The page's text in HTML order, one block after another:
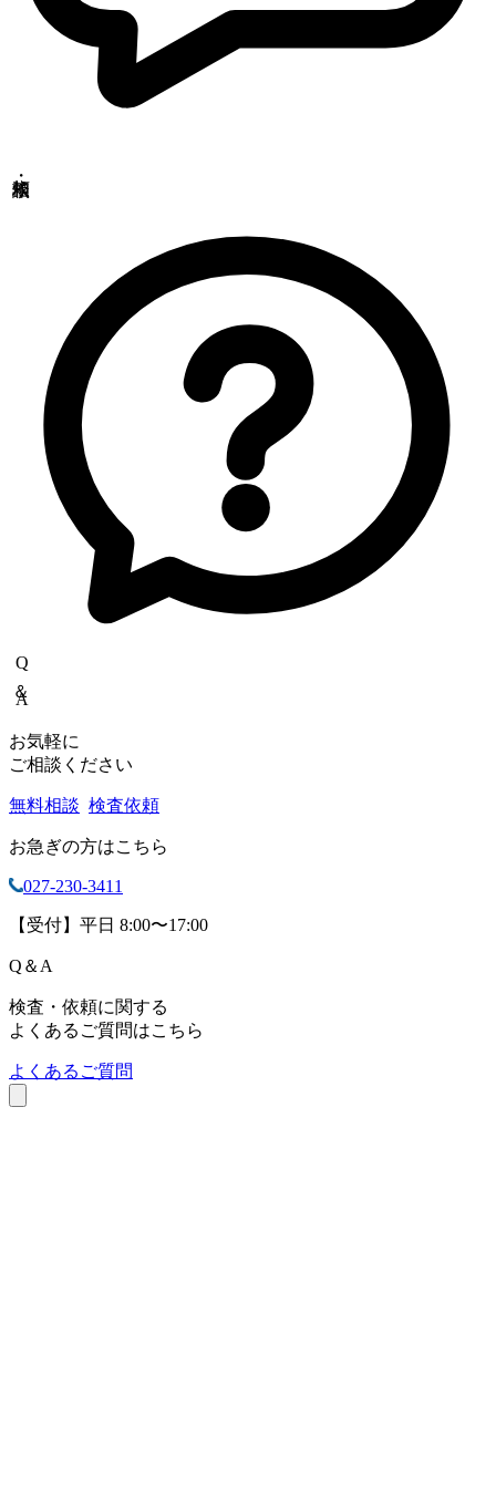
Q＆A
お気軽に
ご相談ください
無料相談 検査依頼
お急ぎの方はこちら
027-230-3411
【受付】平日 8:00〜17:00
Q ＆ A
検査・依頼に関する
よくあるご質問はこちら
よくあるご質問